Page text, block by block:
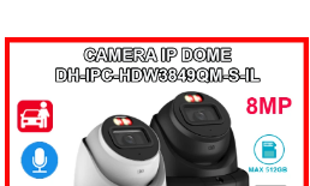
thông minh giúp quan sát rõ cả ngày
ghi âm, khe thẻ nhớ lên đến 512GB và
công nghệ phân biệt người và phương
tiện, nâng cao độ chính xác trong cảnh
báo, hỗ trợ POE tiện lợi